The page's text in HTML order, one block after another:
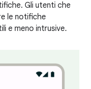
Gli utenti che
le notifiche
e meno intrusive.